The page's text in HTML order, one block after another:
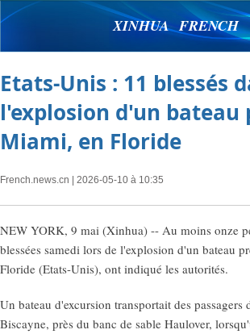
XINHUA FRENCH
Etats-Unis : 11 blessés
l'explosion d'un bateau
Miami, en Floride
French.news.cn | 2026-05-10 à 10:35
NEW YORK, 9 mai (Xinhua) -- Au moins onze
blessées samedi lors de l'explosion d'un bateau
Floride (Etats-Unis), ont indiqué les autorités.
Un bateau d'excursion transportait des passagers
Biscayne, près du banc de sable Haulover,